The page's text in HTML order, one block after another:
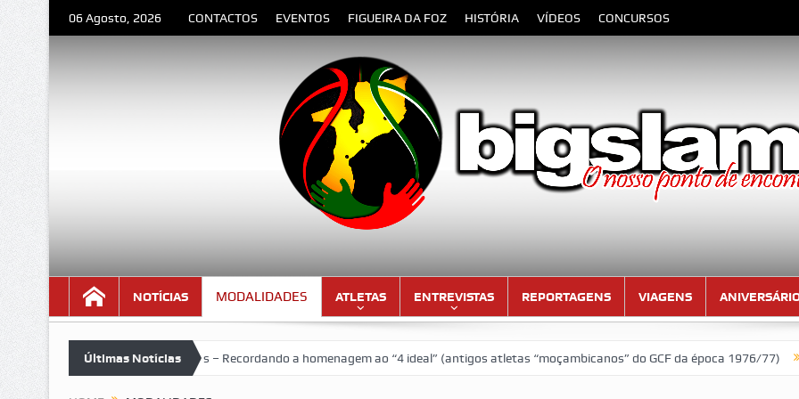
06 Agosto, 2026 CONTACTOS EVENTOS FIGUEIRA DA FOZ HISTÓRIA VÍDEOS CONCURSOS
NOTÍCIAS MODALIDADES ATLETAS ENTREVISTAS REPORTAGENS VIAGENS
Últimas Notícias
VII Torneio das Traseiras – Recordando a homenagem ao “4 ideal” (antigos atletas “moçambicanos” do GCF da época 1976/77)